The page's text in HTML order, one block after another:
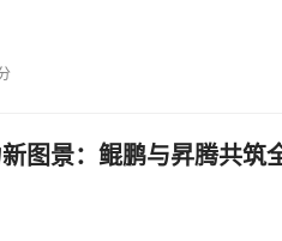
图景：鲲鹏与昇腾共筑